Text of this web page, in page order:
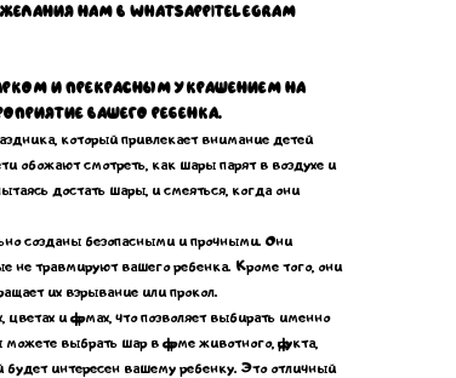
нам в WhatsApp|Telegram
и прекрасным украшением на
вашего ребенка.
который привлекает внимание детей
обожают смотреть, как шары парят в воздухе и
достать шары, и смеяться, когда они
созданы безопасными и прочными. Они
не травмируют вашего ребенка. Кроме того, они
их взрывание или прокол.
и формах, что позволяет выбирать именно
выбрать шар в форме животного, фрукта,
будет интересен вашему ребенку. Это отличный